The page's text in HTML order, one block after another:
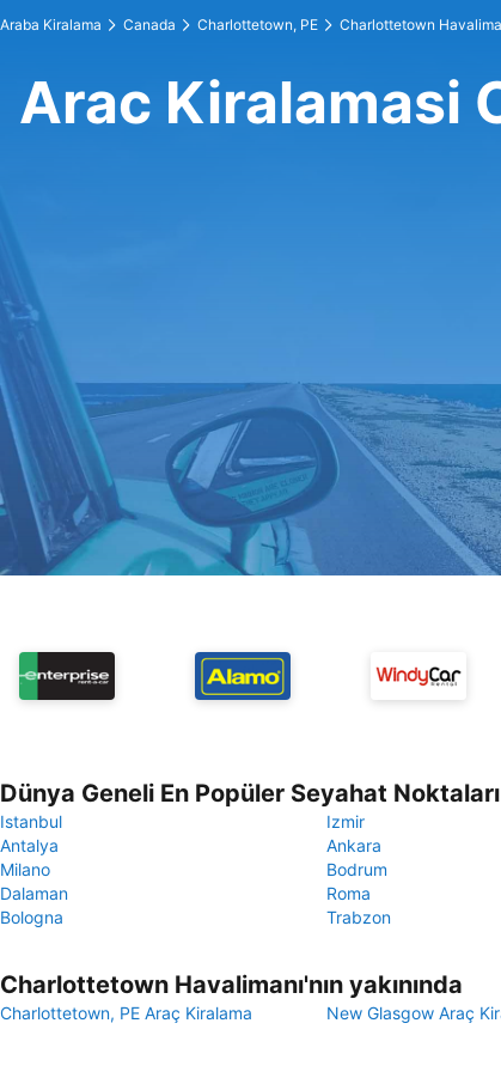
Araba Kiralama Canada Charlottetown, PE Charlottetown
Arac Kiralamasi
Dünya Geneli En Popüler Seyahat Noktaları
Istanbul
Izmir
Antalya
Ankara
Milano
Bodrum
Dalaman
Roma
Bologna
Trabzon
Charlottetown Havalimanı'nın yakınında
Charlottetown, PE Araç Kiralama New Glasgow Araç